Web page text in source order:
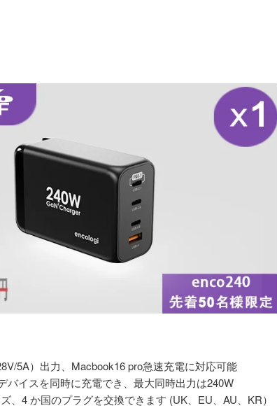
5A）出力、Macbook16 pro急速充電に対応可能
バイスを同時に充電でき、最大同時出力は240W
、4 か国のプラグを交換できます (UK、EU、AU、KR）